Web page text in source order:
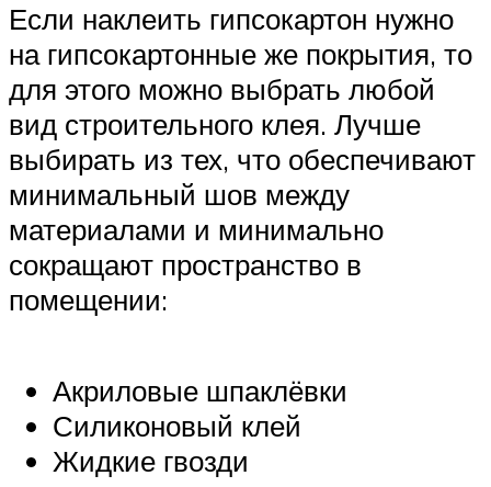
Если наклеить гипсокартон нужно
на гипсокартонные же покрытия, то
для этого можно выбрать любой
вид строительного клея. Лучше
выбирать из тех, что обеспечивают
минимальный шов между
материалами и минимально
сокращают пространство в
помещении:
Акриловые шпаклёвки
Силиконовый клей
Жидкие гвозди